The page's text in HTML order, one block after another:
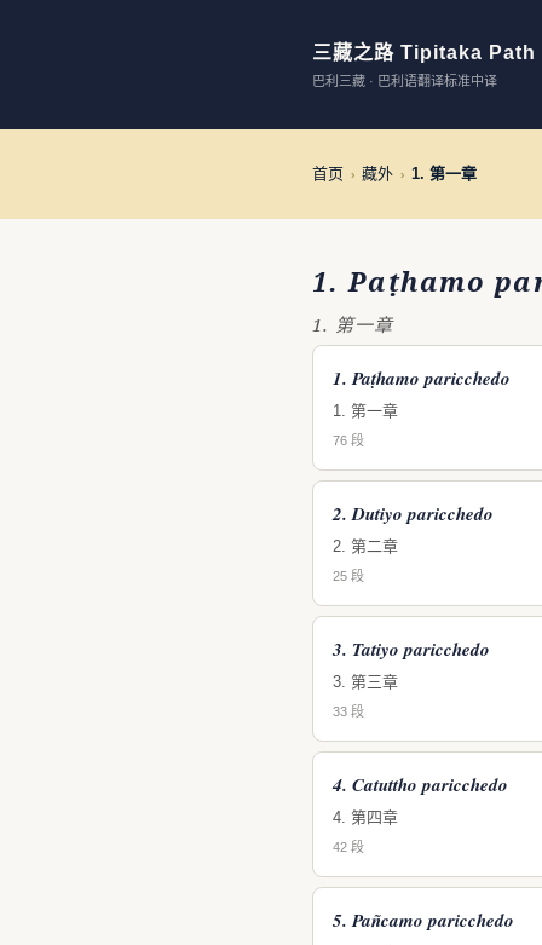
三藏之路 Tipitaka Path
巴利三藏 · 巴利语翻译标准中译
首页 › 藏外 › 1. 第一章
1. Paṭhamo
1. 第一章
1. Paṭhamo paricchedo
1. 第一章
76 段
2. Dutiyo paricchedo
2. 第二章
25 段
3. Tatiyo paricchedo
3. 第三章
33 段
4. Catuttho paricchedo
4. 第四章
42 段
5. Pañcamo paricchedo